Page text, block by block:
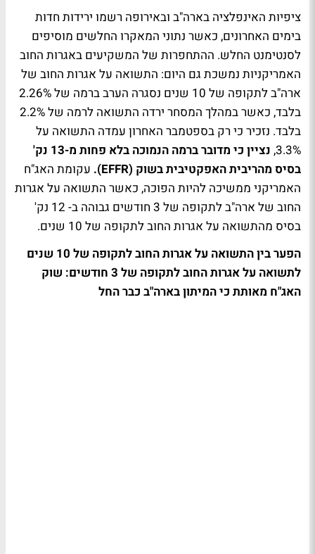
ציפיות האינפלציה בארה"ב ובאירופה רשמו ירידות חדות
בימים האחרונים, כאשר נתוני המאקרו החלשים מוסיפים
לסנטימנט החלש. ההתחפרות של המשקיעים באגרות החוב
האמריקניות נמשכת גם היום: התשואה על אגרות החוב של
ארה"ב לתקופה של 10 שנים נסגרה הערב ברמה של 2.26%
בלבד, כאשר במהלך המסחר ירדה התשואה לרמה של 2.2%
בלבד. נזכיר כי רק בספטמבר האחרון עמדה התשואה על
3.3%,
נציין כי מדובר ברמה הנמוכה בלא פחות מ-13 נק'
בסיס מהריבית האפקטיבית בשוק (EFFR).
עקומת האג"ח
האמריקני ממשיכה להיות הפוכה, כאשר התשואה על אגרות
החוב של ארה"ב לתקופה של 3 חודשים גבוהה ב- 12 נק'
בסיס מהתשואה על אגרות החוב לתקופה של 10 שנים.
הפער בין התשואה על אגרות החוב לתקופה של 10 שנים
לתשואה על אגרות החוב לתקופה של 3 חודשים: שוק
האג"ח מאותת כי המיתון בארה"ב כבר החל